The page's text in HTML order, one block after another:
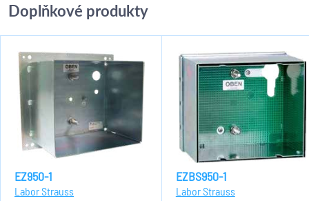
Doplňkové produkty
EZ950-1
Labor Strauss
EZBS950-1
Labor Strauss